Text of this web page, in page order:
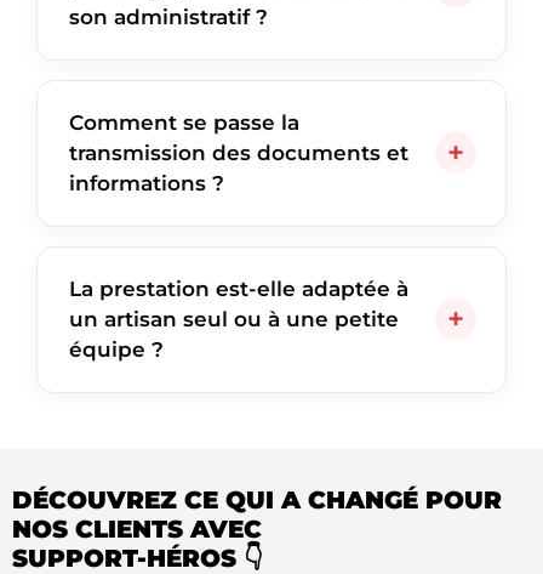
son administratif ?
Comment se passe la
transmission des documents et
informations ?
La prestation est-elle adaptée à
un artisan seul ou à une petite
équipe ?
DÉCOUVREZ CE QUI A CHANGÉ POUR
NOS CLIENTS AVEC
SUPPORT-HÉROS 👇